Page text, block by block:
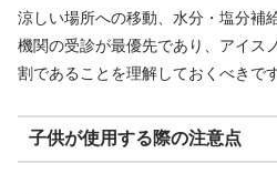
涼しい場所への移動、水分・塩分補
機関の受診が最優先であり、アイス
割であることを理解しておくべきです
子供が使用する際の注意点